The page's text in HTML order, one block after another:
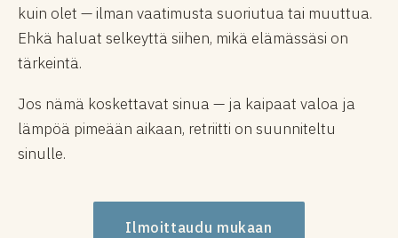
kuin olet — ilman vaatimusta suoriutua tai muuttua.
Ehkä haluat selkeyttä siihen, mikä elämässäsi on
tärkeintä.
Jos nämä koskettavat sinua — ja kaipaat valoa ja
lämpöä pimeään aikaan, retriitti on suunniteltu
sinulle.
Ilmoittaudu mukaan